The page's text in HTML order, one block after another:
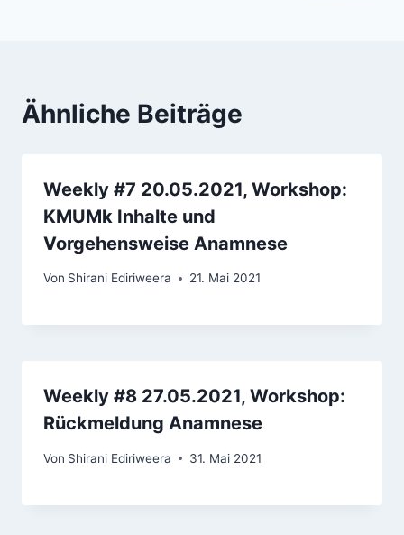
Ähnliche Beiträge
Weekly #7 20.05.2021, Workshop:
KMUMk Inhalte und
Vorgehensweise Anamnese
Von Shirani Ediriweera 21. Mai 2021
Weekly #8 27.05.2021, Workshop:
Rückmeldung Anamnese
Von Shirani Ediriweera 31. Mai 2021